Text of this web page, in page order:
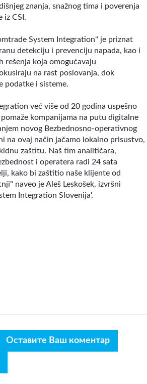
znanja, snažnog tima i poverenja
iz CSI.
System Integration" je priznat
detekciju i prevenciju napada, kao i
rešenja koja omogućavaju
na rast poslovanja, dok
podatke i sisteme.
već više od 20 godina uspešno
kompanijama na putu digitalne
novog Bezbednosno-operativnog
na ovaj način jačamo lokalno prisustvo,
zaštitu. Naš tim analitičara,
i operatera radi 24 sata
kako bi zaštitio naše klijente od
naveo je Aleš Leskošek, izvršni
Integration Slovenija'.
Оставите Ваш коментар